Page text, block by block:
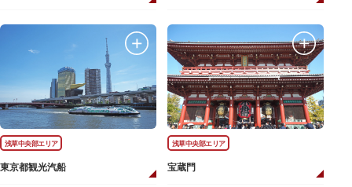
浅草中央部エリア
東京都観光汽船
浅草中央部エリア
宝蔵門